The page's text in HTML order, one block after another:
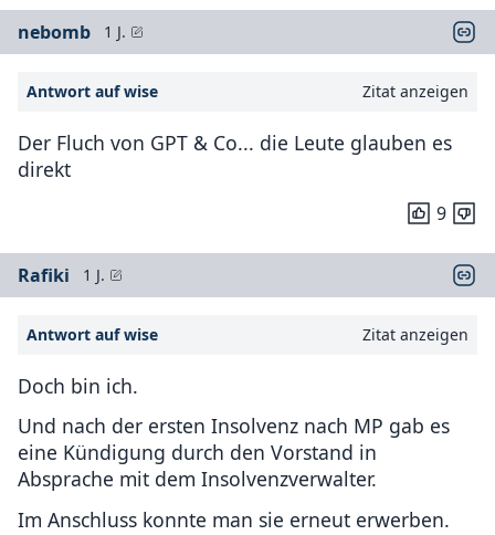
nebomb 1 J.
Antwort auf wise Zitat anzeigen
Der Fluch von GPT & Co... die Leute glauben es
direkt
9
Rafiki 1 J.
Antwort auf wise Zitat anzeigen
Doch bin ich.
Und nach der ersten Insolvenz nach MP gab es
eine Kündigung durch den Vorstand in
Absprache mit dem Insolvenzverwalter.
Im Anschluss konnte man sie erneut erwerben.